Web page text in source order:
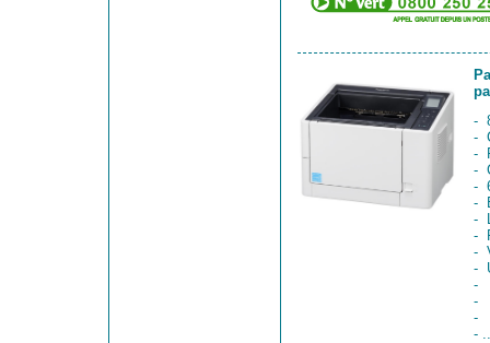
-
-
-
-
-
-
-
-
-
-
-
-
-
-